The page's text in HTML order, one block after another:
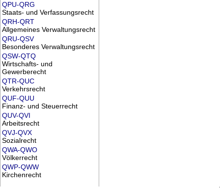
QPU-QRG
Staats- und Verfassungsrecht
QRH-QRT
Allgemeines Verwaltungsrecht
QRU-QSV
Besonderes Verwaltungsrecht
QSW-QTQ
Wirtschafts- und
Gewerberecht
QTR-QUC
Verkehrsrecht
QUF-QUU
Finanz- und Steuerrecht
QUV-QVI
Arbeitsrecht
QVJ-QVX
Sozialrecht
QWA-QWO
Völkerrecht
QWP-QWW
Kirchenrecht